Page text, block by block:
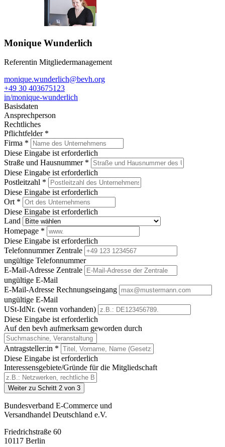
Monique Wunderlich
Referentin Mitgliedermanagement
monique.wunderlich@bevh.org
+49 30 403675123
in/monique-wunderlich
Basisdaten
Ansprechperson
Rechtliches
Pflichtfelder *
Firma *
Diese Eingabe ist erforderlich
Straße und Hausnummer *
Diese Eingabe ist erforderlich
Postleitzahl *
Diese Eingabe ist erforderlich
Ort *
Diese Eingabe ist erforderlich
Land
Homepage *
Diese Eingabe ist erforderlich
Telefonnummer Zentrale
ungültige Telefonnummer
E-Mail-Adresse Zentrale
ungültige E-Mail
E-Mail-Adresse Rechnungseingang
ungültige E-Mail
USt-IdNr. (wenn vorhanden)
Diese Eingabe ist erforderlich
Auf den bevh aufmerksam geworden durch
Antragsteller:in *
Diese Eingabe ist erforderlich
Interessensgebiete/Gründe für die Mitgliedschaft
Bundesverband E-Commerce und
Versandhandel Deutschland e.V.
Friedrichstraße 60
10117 Berlin